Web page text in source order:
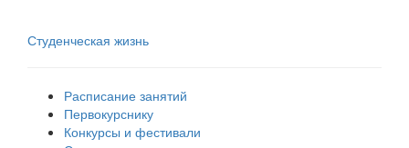
Студенческая жизнь
Расписание занятий
Первокурснику
Конкурсы и фестивали